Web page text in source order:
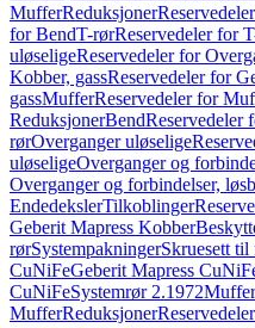
MufferReduksjoner
for BendT-rørReservedeler for
uløseligeReservedeler for
Kobber, gassReservedeler for
gassMufferReservedeler for
ReduksjonerBendReservedeler
rørOverganger uløselige
uløseligeOverganger og
Overganger og forbindelser,
EndedekslerTilkoblinger
Geberit Mapress Kobber
rørSystempakningerSkruesett til
CuNiFeGeberit Mapress
CuNiFeSystemrør 2.1972Muffer
MufferReduksjoner